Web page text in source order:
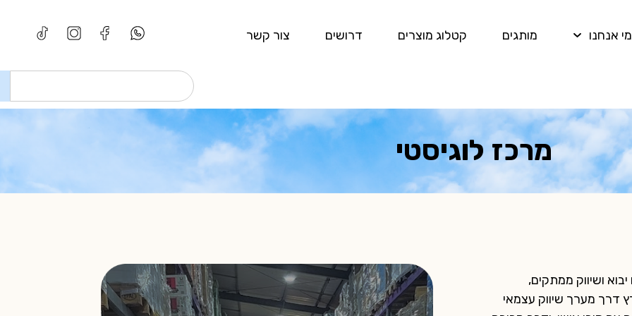
מי אנחנו מותגים קטלוג מוצרים דרושים צור קשר
מרכז לוגיסטי
ושיווק ממתקים,
דרך מערך שיווק עצמאי